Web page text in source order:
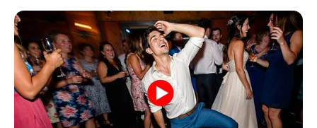
MENU
WIDGETS